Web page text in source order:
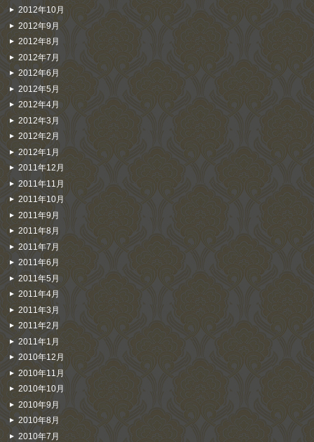
2012年10月
2012年9月
2012年8月
2012年7月
2012年6月
2012年5月
2012年4月
2012年3月
2012年2月
2012年1月
2011年12月
2011年11月
2011年10月
2011年9月
2011年8月
2011年7月
2011年6月
2011年5月
2011年4月
2011年3月
2011年2月
2011年1月
2010年12月
2010年11月
2010年10月
2010年9月
2010年8月
2010年7月